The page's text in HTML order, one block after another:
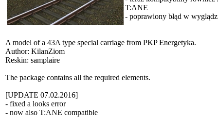
T:ANE
- poprawiony błąd w
A model of a 43A type special carriage from PKP Energetyka.
Author: KilanZiom
Reskin: samplaire
The package contains all the required elements.
[UPDATE 07.02.2016]
- fixed a looks error
- now also T:ANE compatible